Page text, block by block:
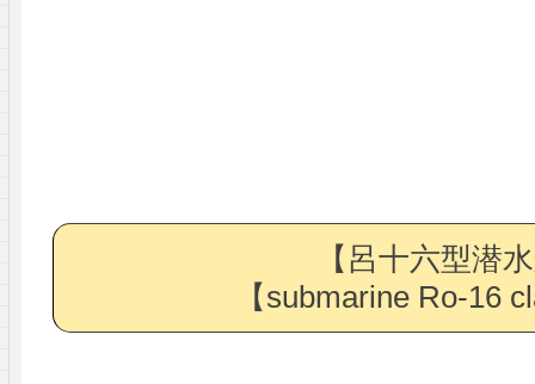
【呂十六型潜
【submarine Ro-16